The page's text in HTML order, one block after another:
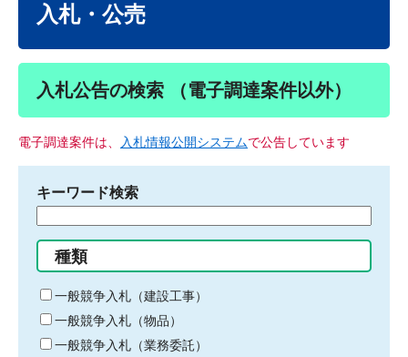
入札・公売
入札公告の検索 （電子調達案件以外）
電子調達案件は、 入札情報公開システムで公告しています
キーワード検索
る
キ
ー
ワ
ー
種類
一般競争入札（建設工事）
一般競争入札（物品）
一般競争入札（業務委託）